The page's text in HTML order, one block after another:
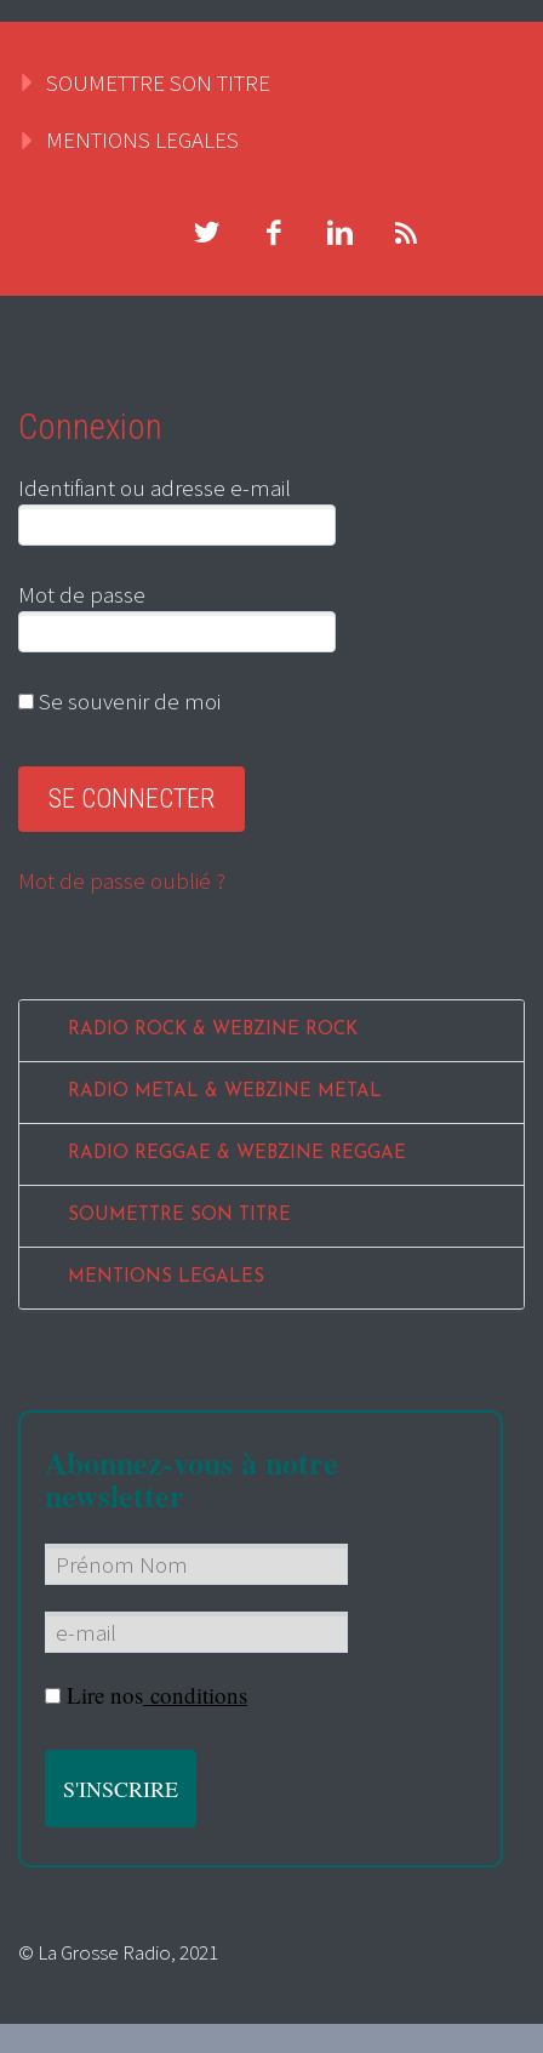
SOUMETTRE SON TITRE
MENTIONS LEGALES
Connexion
Identifiant ou adresse e-mail
Mot de passe
Se souvenir de moi
Mot de passe oublié ?
RADIO ROCK & WEBZINE ROCK
RADIO METAL & WEBZINE METAL
RADIO REGGAE & WEBZINE REGGAE
SOUMETTRE SON TITRE
MENTIONS LEGALES
Abonnez-vous à notre
newsletter
Lire nos conditions
© La Grosse Radio, 2021